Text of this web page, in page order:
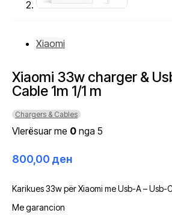
Xiaomi
Xiaomi 33w charger &
Cable 1m 1/1 m
Chargers & Cables
Vlerësuar me 0 nga 5
800,00 ден
Karikues 33w për Xiaomi me Usb-A – Usb-
Me garancion